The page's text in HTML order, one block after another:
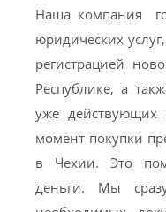
Наша компания
юридических
регистрацией
Республике, а
уже
момент покупки
в Чехии. Это
деньги. Мы